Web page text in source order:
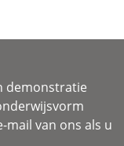
demonstratie
mail van ons als u